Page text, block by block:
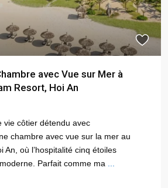
avec Vue sur Mer à
Resort, Hoi An
vie côtier détendu avec
chambre avec vue sur la mer au
An, où l’hospitalité cinq étoiles
Parfait comme ma